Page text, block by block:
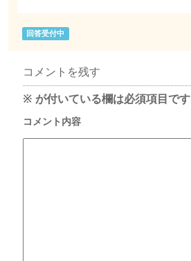
回答受付中
コメントを残す
※ が付いている欄は必須項目です